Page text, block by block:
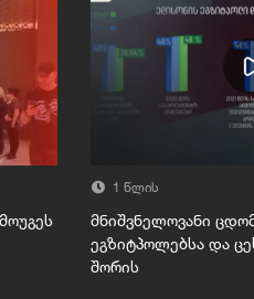
1 წლის
მნიშვნელოვანი
ეგზიტპოლებსა და
შორის